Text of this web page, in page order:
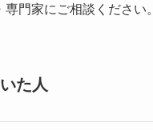
門家にご相談ください。
た人